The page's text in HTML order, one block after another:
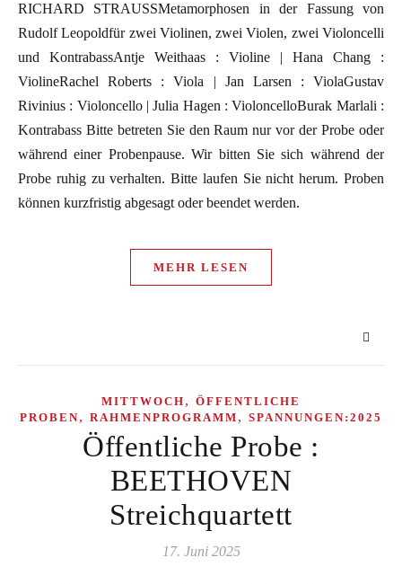
RICHARD STRAUSSMetamorphosen in der Fassung von
Rudolf Leopoldfür zwei Violinen, zwei Violen, zwei Violoncelli
und KontrabassAntje Weithaas : Violine | Hana Chang :
ViolineRachel Roberts : Viola | Jan Larsen : ViolaGustav
Rivinius : Violoncello | Julia Hagen : VioloncelloBurak Marlali :
Kontrabass Bitte betreten Sie den Raum nur vor der Probe oder
während einer Probenpause. Wir bitten Sie sich während der
Probe ruhig zu verhalten. Bitte laufen Sie nicht herum. Proben
können kurzfristig abgesagt oder beendet werden.
MEHR LESEN
MITTWOCH , ÖFFENTLICHE
PROBEN, RAHMENPROGRAMM , SPANNUNGEN:2025
Öffentliche Probe :
BEETHOVEN
Streichquartett
17. Juni 2025